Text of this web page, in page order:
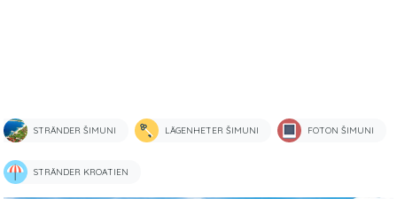
STRÄNDER ŠIMUNI LÄGENHETER ŠIMUNI FOTON ŠIMUNI
STRÄNDER KROATIEN